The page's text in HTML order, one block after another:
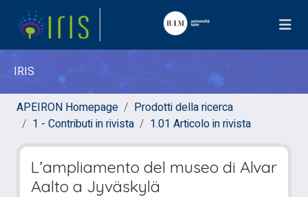
IRIS
APEIRON Homepage
Prodotti della ricerca
1 - Contributi in rivista
1.01 Articolo in rivista
L’ampliamento del museo di Alvar
Aalto a Jyväskylä